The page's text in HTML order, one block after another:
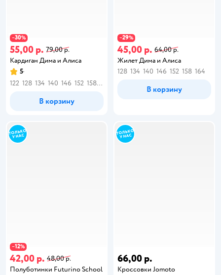
−30%
55,00 р. 79,00 р.
Кардиган Дима и Алиса
5
122 128 134 140 146 152 158 164
В корзину
−29%
45,00 р. 64,00 р.
Жилет Дима и Алиса
128 134 140 146 152 158 164
В корзину
−12%
42,00 р. 48,00 р.
Полуботинки Futurino School
66,00 р.
Кроссовки Jomoto